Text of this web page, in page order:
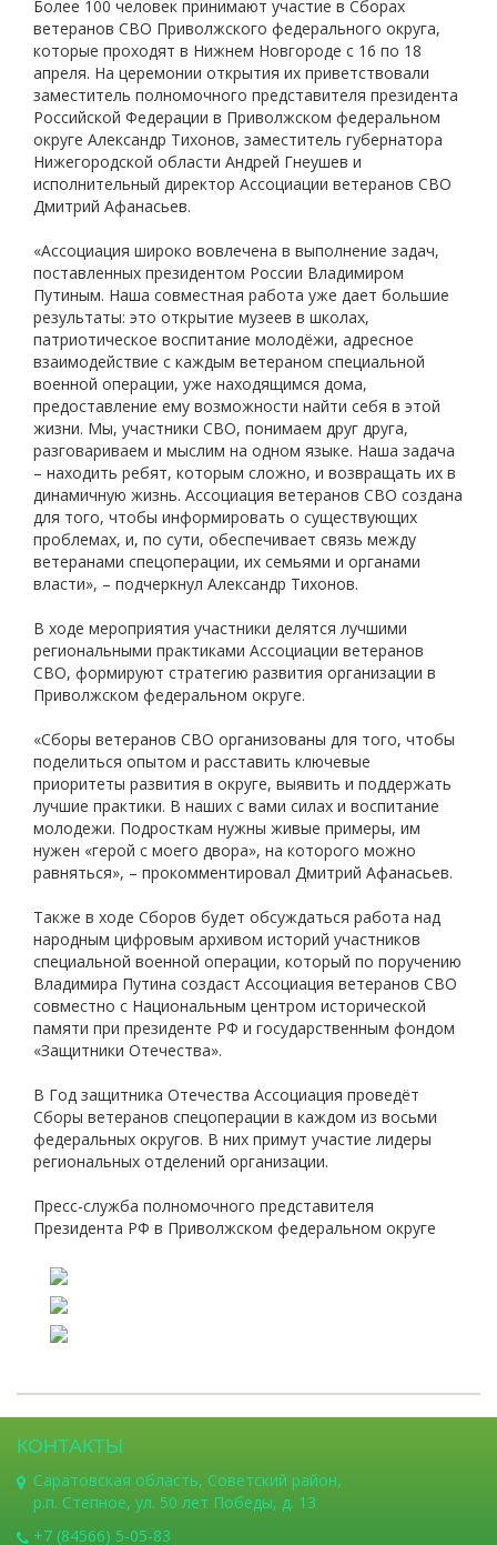
Более 100 человек принимают участие в Сборах
ветеранов СВО Приволжского федерального округа,
которые проходят в Нижнем Новгороде с 16 по 18
апреля. На церемонии открытия их приветствовали
заместитель полномочного представителя президента
Российской Федерации в Приволжском федеральном
округе Александр Тихонов, заместитель губернатора
Нижегородской области Андрей Гнеушев и
исполнительный директор Ассоциации ветеранов СВО
Дмитрий Афанасьев.
«Ассоциация широко вовлечена в выполнение задач,
поставленных президентом России Владимиром
Путиным. Наша совместная работа уже дает большие
результаты: это открытие музеев в школах,
патриотическое воспитание молодёжи, адресное
взаимодействие с каждым ветераном специальной
военной операции, уже находящимся дома,
предоставление ему возможности найти себя в этой
жизни. Мы, участники СВО, понимаем друг друга,
разговариваем и мыслим на одном языке. Наша задача
– находить ребят, которым сложно, и возвращать их в
динамичную жизнь. Ассоциация ветеранов СВО создана
для того, чтобы информировать о существующих
проблемах, и, по сути, обеспечивает связь между
ветеранами спецоперации, их семьями и органами
власти», – подчеркнул Александр Тихонов.
В ходе мероприятия участники делятся лучшими
региональными практиками Ассоциации ветеранов
СВО, формируют стратегию развития организации в
Приволжском федеральном округе.
«Сборы ветеранов СВО организованы для того, чтобы
поделиться опытом и расставить ключевые
приоритеты развития в округе, выявить и поддержать
лучшие практики. В наших с вами силах и воспитание
молодежи. Подросткам нужны живые примеры, им
нужен «герой с моего двора», на которого можно
равняться», – прокомментировал Дмитрий Афанасьев.
Также в ходе Сборов будет обсуждаться работа над
народным цифровым архивом историй участников
специальной военной операции, который по поручению
Владимира Путина создаст Ассоциация ветеранов СВО
совместно с Национальным центром исторической
памяти при президенте РФ и государственным фондом
«Защитники Отечества».
В Год защитника Отечества Ассоциация проведёт
Сборы ветеранов спецоперации в каждом из восьми
федеральных округов. В них примут участие лидеры
региональных отделений организации.
Пресс-служба полномочного представителя
Президента РФ в Приволжском федеральном округе
КОНТАКТЫ
Саратовская область, Советский район,
р.п. Степное, ул. 50 лет Победы, д. 13
+7 (84566) 5-05-83